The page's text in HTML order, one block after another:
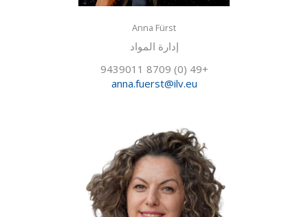
Anna Fürst
إدارة المواد
+49 (0) 8709 9439011
anna.fuerst@ilv.eu